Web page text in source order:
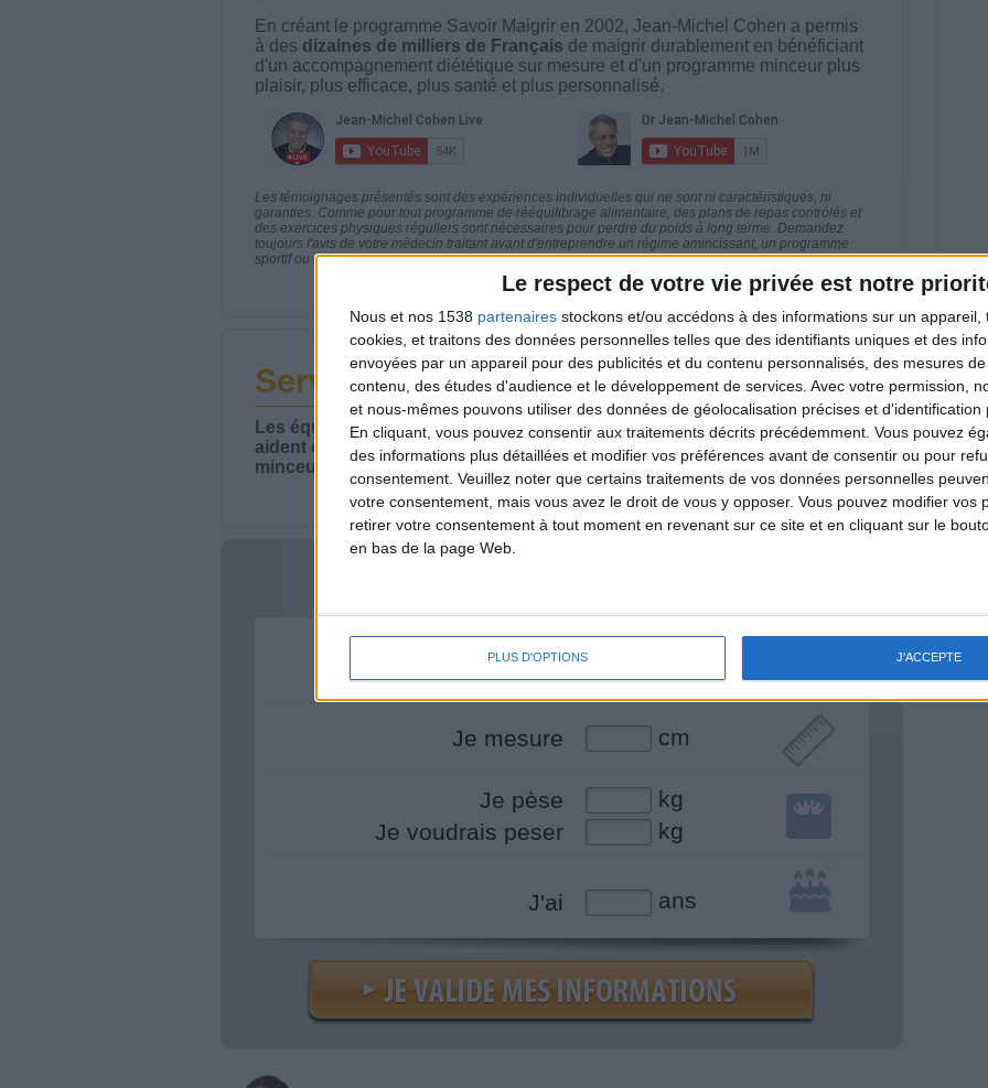
Le respect de votre vie privée est notre
Nous et nos 1538 partenaires stockons et/ou accédons à des informations sur un appareil,
cookies, et traitons des données personnelles telles que des identifiants uniques et des
envoyées par un appareil pour des publicités et du contenu personnalisés, des mesures
contenu, des études d'audience et le développement de services. Avec votre permission,
et nous-mêmes pouvons utiliser des données de géolocalisation précises et d’identification
En cliquant, vous pouvez consentir aux traitements décrits précédemment. Vous pouvez
des informations plus détaillées et modifier vos préférences avant de consentir ou pour
consentement. Veuillez noter que certains traitements de vos données personnelles
votre consentement, mais vous avez le droit de vous y opposer. Vous pouvez modifier vos
retirer votre consentement à tout moment en revenant sur ce site et en cliquant sur le
en bas de la page Web.
PLUS D'OPTIONS J'ACCEPTE
En créant le programme Savoir Maigrir en 2002, Jean-Michel Cohen a permis
à des dizaines de milliers de Français de maigrir durablement en bénéficiant
d'un accompagnement diététique sur mesure et d'un programme minceur plus
plaisir, plus efficace, plus santé et plus personnalisé.
Les témoignages présentés sont des expériences individuelles qui ne sont ni caractéristiques, ni
garanties. Comme pour tout programme de rééquilibrage alimentaire, des plans de repas contrôlés et
des exercices physiques réguliers sont nécessaires pour perdre du poids à long terme. Demandez
toujours l'avis de votre médecin traitant avant d'entreprendre un régime amincissant, un programme
sportif ou de modifier vos habitudes nutritionnelles.
Service-client & Motivation Voir tout
Les équipes du Service-client et de la Communauté Savoir Maigrir vous
aident chaque semaine à vous rapprocher sereinement de votre objectif
minceur.
Je suis
une femme
Je mesure cm
Je pèse
kg
Je voudrais peser
kg
J'ai ans